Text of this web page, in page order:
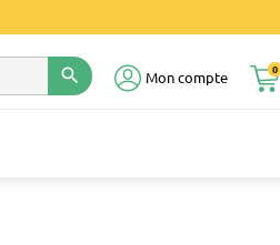
search Mon compte 0